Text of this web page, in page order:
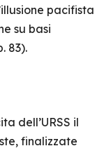
pacifista
su basi
83).
dell’URSS il
finalizzate